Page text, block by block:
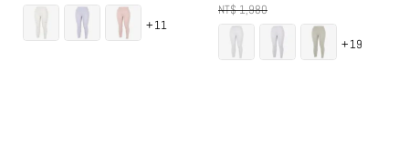
price
price
+11
price
NT$ 1,980
+19